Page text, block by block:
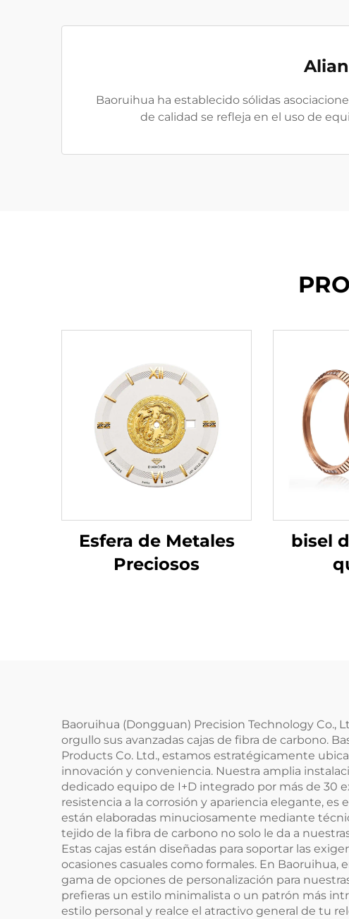
Baoruihua ha establecido sólidas
de calidad se refleja en el uso de
Esfera de Metales
Preciosos
bisel
Baoruihua (Dongguan) Precision Technology Co.,
orgullo sus avanzadas cajas de fibra de carbono.
Products Co. Ltd., estamos estratégicamente
innovación y conveniencia. Nuestra amplia
dedicado equipo de I+D integrado por más de 30
resistencia a la corrosión y apariencia elegante, es
están elaboradas minuciosamente mediante
tejido de la fibra de carbono no solo le da a
Estas cajas están diseñadas para soportar las
ocasiones casuales como formales. En
gama de opciones de personalización para
prefieras un estilo minimalista o un patrón más
estilo personal y realce el atractivo general de tu